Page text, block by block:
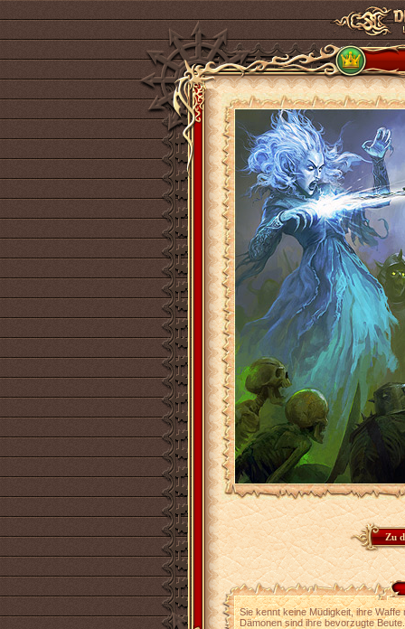
Sie kennt keine Müdigkeit, ihre
Dämonen sind ihre bevorzugte Beute.